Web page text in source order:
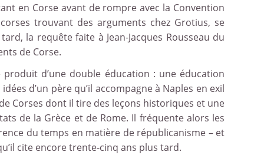
en Corse avant de rompre avec la Convention
trouvant des arguments chez Grotius, se
la requête faite à Jean-Jacques Rousseau du
de Corse.
d’une double éducation : une éducation
d’un père qu’il accompagne à Naples en exil
Corses dont il tire des leçons historiques et une
de la Grèce et de Rome. Il fréquente alors les
du temps en matière de républicanisme – et
cite encore trente-cinq ans plus tard.